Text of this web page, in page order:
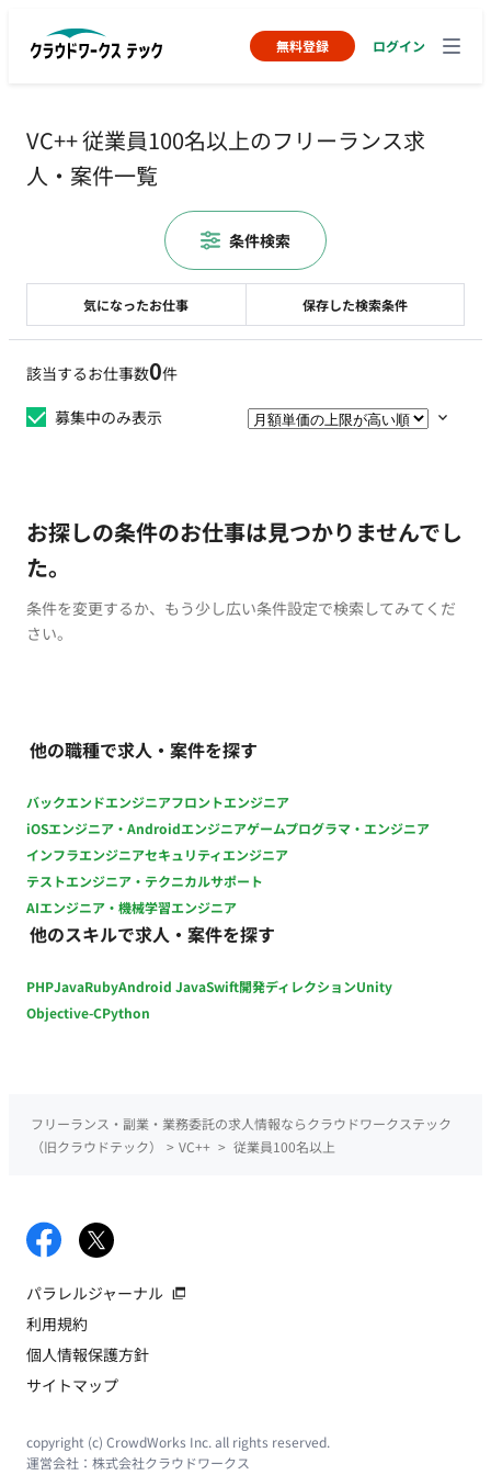
無料登録 ログイン
VC++ 従業員100名以上のフリーランス求
人・案件一覧
該当するお仕事数0件
募集中のみ表示
お探しの条件のお仕事は見つかりませんでし
た。
条件を変更するか、もう少し広い条件設定で検索してみてくだ
さい。
他の職種で求人・案件を探す
バックエンドエンジニアフロントエンジニア
iOSエンジニア・Androidエンジニアゲームプログラマ・エンジニア
インフラエンジニアセキュリティエンジニア
テストエンジニア・テクニカルサポート
AIエンジニア・機械学習エンジニア
他のスキルで求人・案件を探す
PHPJavaRubyAndroid JavaSwift開発ディレクションUnity
Objective-CPython
気になったお仕事 保存した検索条件
条件検索
フリーランス・副業・業務委託の求人情報ならクラウドワークステック
（旧クラウドテック）
> VC++ > 従業員100名以上
パラレルジャーナル
利用規約
個人情報保護方針
サイトマップ
copyright (c) CrowdWorks Inc. all rights reserved.
運営会社： 株式会社クラウドワークス